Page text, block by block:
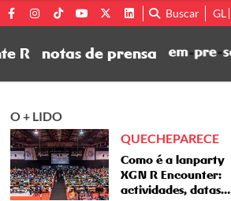
Buscar GL
R notas de prensa
O + LIDO
QUECHEPARECE
Como é a lanparty
XGN R Encounter:
actividades, datas…